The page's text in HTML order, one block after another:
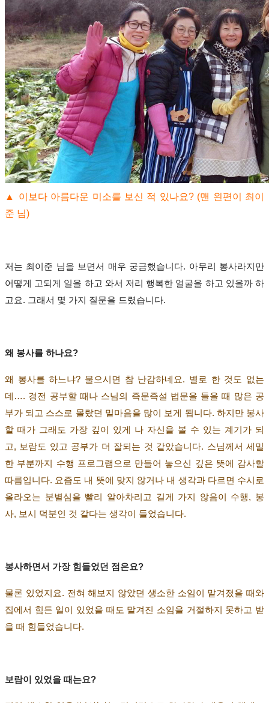
▲ 이보다 아름다운 미소를 보신 적 있나요? (맨 왼편이 최이
준 님)
저는 최이준 님을 보면서 매우 궁금했습니다. 아무리 봉사라지만
어떻게 고되게 일을 하고 와서 저리 행복한 얼굴을 하고 있을까 하
고요. 그래서 몇 가지 질문을 드렸습니다.
왜 봉사를 하나요?
왜 봉사를 하느냐? 물으시면 참 난감하네요. 별로 한 것도 없는
데 …. 경전 공부할 때나 스님의 즉문즉설 법문을 들을 때 많은 공
부가 되고 스스로 몰랐던 밑마음을 많이 보게 됩니다. 하지만 봉사
할 때가 그래도 가장 깊이 있게 나 자신을 볼 수 있는 계기가 되
고, 보람도 있고 공부가 더 잘되는 것 같았습니다. 스님께서 세밀
한 부분까지 수행 프로그램으로 만들어 놓으신 깊은 뜻에 감사할
따름입니다. 요즘도 내 뜻에 맞지 않거나 내 생각과 다르면 수시로
올라오는 분별심을 빨리 알아차리고 길게 가지 않음이 수행, 봉
사, 보시 덕분인 것 같다는 생각이 들었습니다.
봉사하면서 가장 힘들었던 점은요?
물론 있었지요. 전혀 해보지 않았던 생소한 소임이 맡겨졌을 때와
집에서 힘든 일이 있었을 때도 맡겨진 소임을 거절하지 못하고 받
을 때 힘들었습니다.
보람이 있었을 때는요?